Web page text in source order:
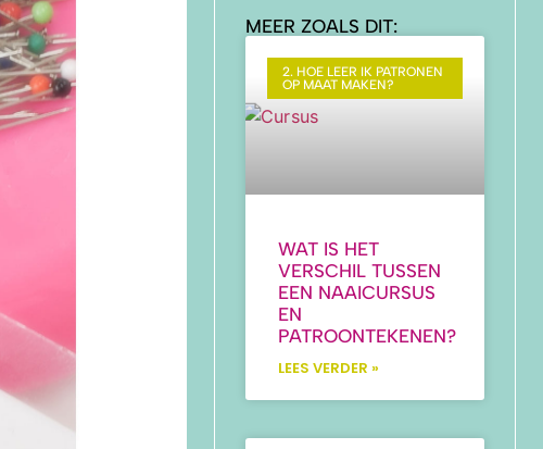
MEER ZOALS DIT:
2. HOE LEER IK PATRONEN
OP MAAT MAKEN?
WAT IS HET
VERSCHIL TUSSEN
EEN NAAICURSUS
EN
PATROONTEKENEN?
LEES VERDER »